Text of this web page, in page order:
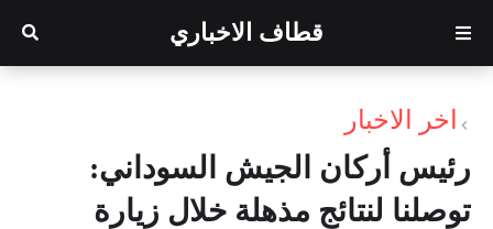
قطاف الاخباري
اخر الاخبار
رئيس أركان الجيش السوداني:
توصلنا لنتائج مذهلة خلال زيارة